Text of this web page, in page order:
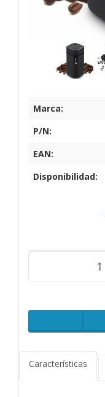
Marca:
P/N:
EAN:
Disponibilidad:
Características